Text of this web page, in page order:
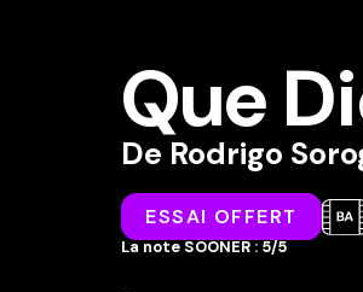
Que
De Rodrigo
ESSAI OFFERT
La note SOONER : 5/5